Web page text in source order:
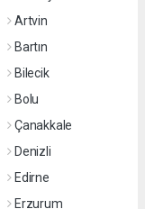
Artvin
Bartın
Bilecik
Bolu
Çanakkale
Denizli
Edirne
Erzurum